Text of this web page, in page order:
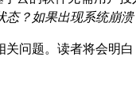
？如果出现系统崩
问题。读者将会明